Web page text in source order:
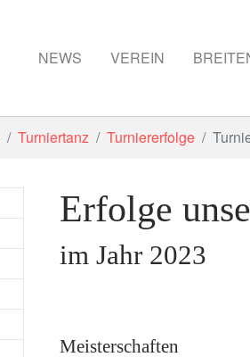
NEWS VEREIN
Turniertanz Turniererfolge
Erfolge
im Jahr 2023
Meisterschaften